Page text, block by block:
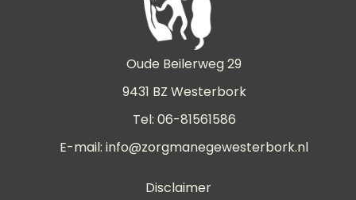
Oude Beilerweg 29
9431 BZ Westerbork
Tel: 06-81561586
E-mail: info@zorgmanegewesterbork.nl
Disclaimer